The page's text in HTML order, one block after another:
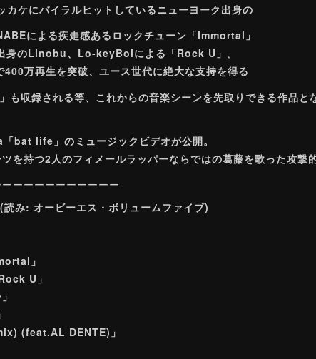
ケにバイラルヒットしているニューヨーク出身の
による疾走感あるロックチューン「Immortal」
身のLinobu、Lo-keyBoiによる「Rock U」。
万再生を突破、ユース世代に絶大な支持を得る
収録される等、これからの音楽シーンを先取りできる作品と
bat life」のミュージックビデオが公開。
を持つ2人のフィメールラッパーならではの葛藤を歌った攻撃
ーーーーーーーーーー
み: オービーエス・ボリュームファイブ)
」
U」
(feat.AL DENTE)」